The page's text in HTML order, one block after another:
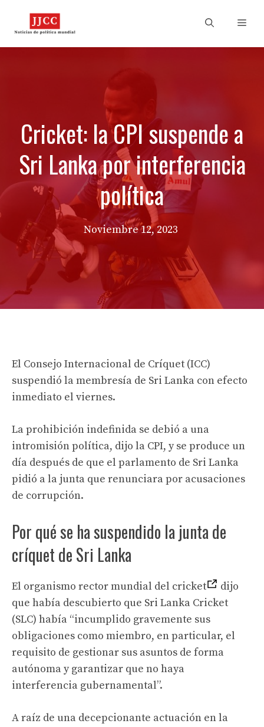
Cricket: la CPI suspende a
Sri Lanka por interferencia
política
Noviembre 12, 2023
El Consejo Internacional de Críquet (ICC)
suspendió la membresía de Sri Lanka con efecto
inmediato el viernes.
La prohibición indefinida se debió a una
intromisión política, dijo la CPI, y se produce un
día después de que el parlamento de Sri Lanka
pidió a la junta que renunciara por acusaciones
de corrupción.
Por qué se ha suspendido la junta de
críquet de Sri Lanka
El organismo rector mundial del cricket
dijo
que había descubierto que Sri Lanka Cricket
(SLC) había “incumplido gravemente sus
obligaciones como miembro, en particular, el
requisito de gestionar sus asuntos de forma
autónoma y garantizar que no haya
interferencia gubernamental”.
A raíz de una decepcionante actuación en la